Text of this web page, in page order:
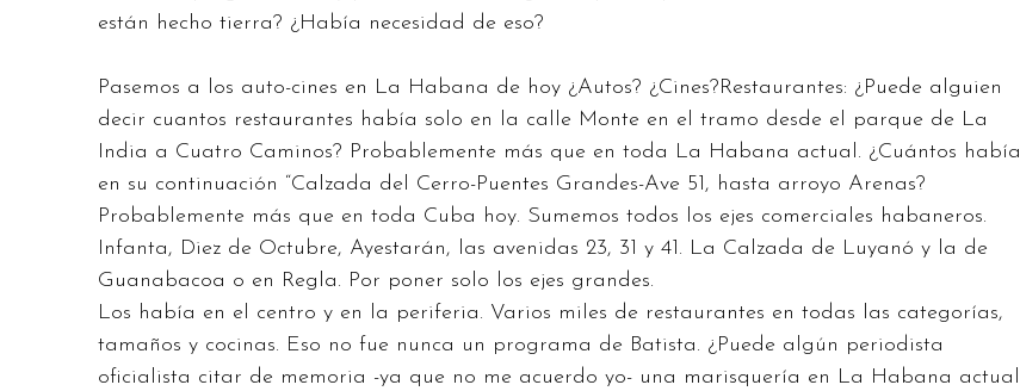
están hecho tierra? ¿Había necesidad de eso?
Pasemos a los auto-cines en La Habana de hoy ¿Autos? ¿Cines?Restaurantes: ¿Puede alguien
decir cuantos restaurantes había solo en la calle Monte en el tramo desde el parque de La
India a Cuatro Caminos? Probablemente más que en toda La Habana actual. ¿Cuántos había
en su continuación “Calzada del Cerro-Puentes Grandes-Ave 51, hasta arroyo Arenas?
Probablemente más que en toda Cuba hoy. Sumemos todos los ejes comerciales habaneros.
Infanta, Diez de Octubre, Ayestarán, las avenidas 23, 31 y 41. La Calzada de Luyanó y la de
Guanabacoa o en Regla. Por poner solo los ejes grandes.
Los había en el centro y en la periferia. Varios miles de restaurantes en todas las categorías,
tamaños y cocinas. Eso no fue nunca un programa de Batista. ¿Puede algún periodista
oficialista citar de memoria -ya que no me acuerdo yo- una marisquería en La Habana actual